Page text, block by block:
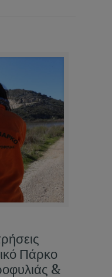
Πάρκο
&